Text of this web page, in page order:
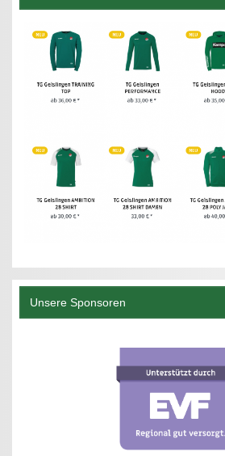
Unsere Sponsoren